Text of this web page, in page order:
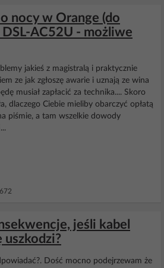
nocy w Orange (do
AC52U - możliwe
jakieś z magistralą i praktycznie
ze jak zgłoszę awarie i uznają ze wina
musiał zapłacić za technika.... Skoro
dlaczego Ciebie mieliby obarczyć opłatą
piśmie, a tam wszelkie dowody
...
jeśli kabel
uszkodzi?
Dość mocno podejrzewam że